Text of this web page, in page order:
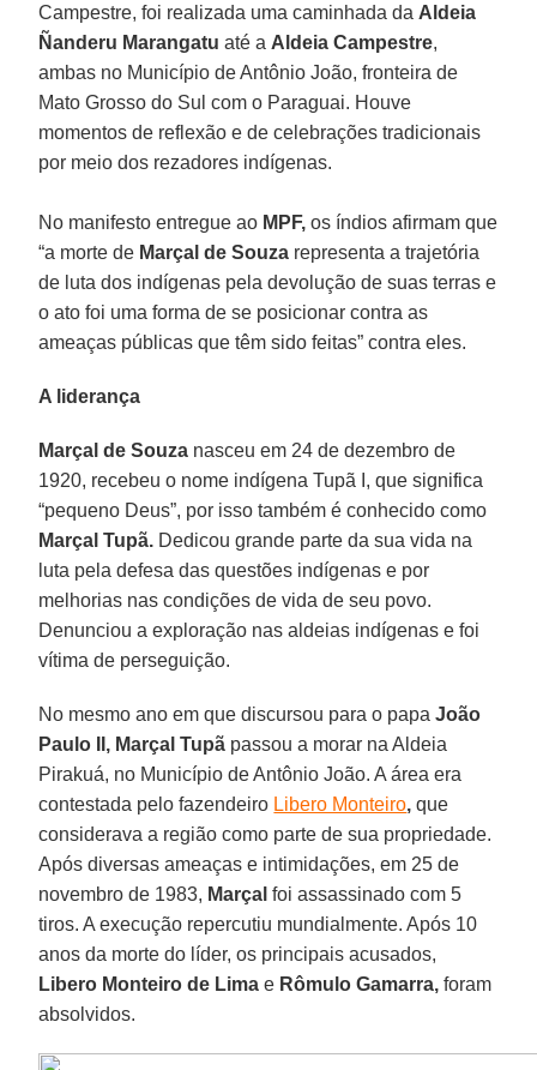
Campestre, foi realizada uma caminhada da Aldeia
Ñanderu Marangatu até a Aldeia Campestre,
ambas no Município de Antônio João, fronteira de
Mato Grosso do Sul com o Paraguai. Houve
momentos de reflexão e de celebrações tradicionais
por meio dos rezadores indígenas.
No manifesto entregue ao MPF, os índios afirmam que
“a morte de Marçal de Souza representa a trajetória
de luta dos indígenas pela devolução de suas terras e
o ato foi uma forma de se posicionar contra as
ameaças públicas que têm sido feitas” contra eles.
A liderança
Marçal de Souza nasceu em 24 de dezembro de
1920, recebeu o nome indígena Tupã I, que significa
“pequeno Deus”, por isso também é conhecido como
Marçal Tupã. Dedicou grande parte da sua vida na
luta pela defesa das questões indígenas e por
melhorias nas condições de vida de seu povo.
Denunciou a exploração nas aldeias indígenas e foi
vítima de perseguição.
No mesmo ano em que discursou para o papaJoão
Paulo II, Marçal Tupã passou a morar na Aldeia
Pirakuá, no Município de Antônio João. A área era
contestada pelo fazendeiro Libero Monteiro, que
considerava a região como parte de sua propriedade.
Após diversas ameaças e intimidações, em 25 de
novembro de 1983, Marçal foi assassinado com 5
tiros. A execução repercutiu mundialmente. Após 10
anos da morte do líder, os principais acusados,
Libero Monteiro de Lima e Rômulo Gamarra, foram
absolvidos.